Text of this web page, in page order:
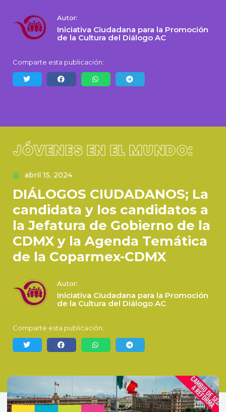
Autor:
Iniciativa Ciudadana para la Promoción
de la Cultura del Diálogo AC
Comparte esta publicación:
JÓVENES EN EL MUNDO:
abril 15, 2024
DIÁLOGOS CIUDADANOS; La
candidata y los candidatos a
la Jefatura de Gobierno de la
CDMX y la Agenda Temática
de la Coparmex-CDMX
Autor:
Iniciativa Ciudadana para la Promoción
de la Cultura del Diálogo AC
Comparte esta publicación: